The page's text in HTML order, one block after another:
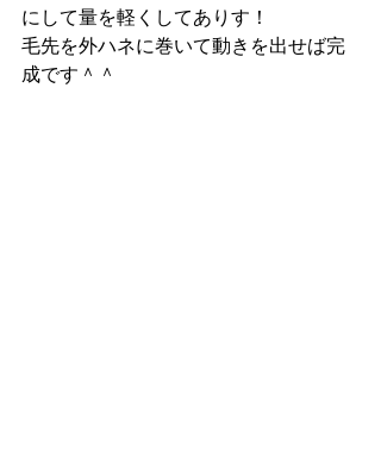
にして量を軽くしてありす！
毛先を外ハネに巻いて動きを出せば完
成です＾＾